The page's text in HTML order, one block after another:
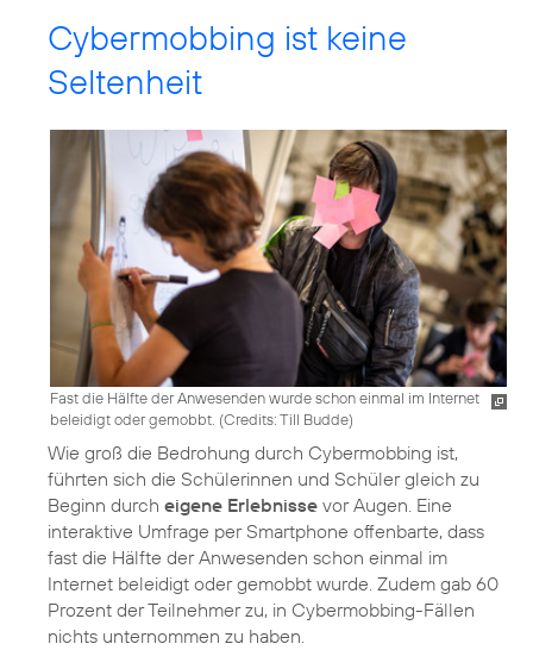
Cybermobbing ist keine
Seltenheit
Fast die Hälfte der Anwesenden wurde schon einmal im Internet
beleidigt oder gemobbt. (Credits: Till Budde)
Wie groß die Bedrohung durch Cybermobbing ist,
führten sich die Schülerinnen und Schüler gleich zu
Beginn durch eigene Erlebnisse vor Augen. Eine
interaktive Umfrage per Smartphone offenbarte, dass
fast die Hälfte der Anwesenden schon einmal im
Internet beleidigt oder gemobbt wurde. Zudem gab 60
Prozent der Teilnehmer zu, in Cybermobbing-Fällen
nichts unternommen zu haben.